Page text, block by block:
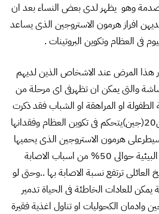
وهو يظهر لدى بعض النساء بعد ان
افراز هرمون الاستروجين الذى يساعد
فى العظام وتكوين البروتينات .
هذا المرض عند الاشخاص الذين لديهم
والتى يمكن ان تظهرفى اى مرحلة من
او المراهقة او الشباب فقد ذكرت
الابحاث انه يوجد ما يقرب من20(جين)يتحكم فى تكوين العظام وفقدانها
هرمون الاستروجين الذى يحميها
ومع هذا تشكل العوامل البيئية حوالى 50% من اسباب الاصابة
العائلى ترتفع نسبة الاصابة بها ..وحتى لو
للعادات الخاطئة فى الحياة تدمير
وادمان الكحوليات او تناول اغذية فقيرة